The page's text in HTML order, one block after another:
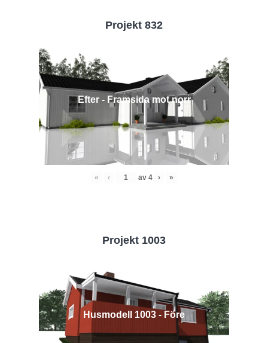
Projekt 832
Efter - Framsida mot norr
« ‹ av 4 › »
Projekt 1003
Husmodell 1003 - Före